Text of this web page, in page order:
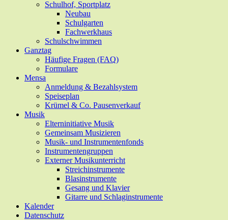
Schulhof, Sportplatz
Neubau
Schulgarten
Fachwerkhaus
Schulschwimmen
Ganztag
Häufige Fragen (FAQ)
Formulare
Mensa
Anmeldung & Bezahlsystem
Speiseplan
Krümel & Co. Pausenverkauf
Musik
Elterninitiative Musik
Gemeinsam Musizieren
Musik- und Instrumentenfonds
Instrumentengruppen
Externer Musikunterricht
Streichinstrumente
Blasinstrumente
Gesang und Klavier
Gitarre und Schlaginstrumente
Kalender
Datenschutz